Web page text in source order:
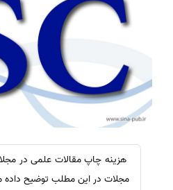
مجلات در این مطلب توضیح